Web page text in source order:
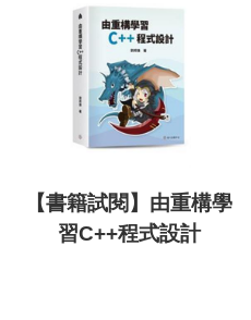
【書籍試閱】由重構學
習C++程式設計